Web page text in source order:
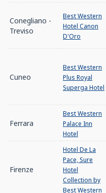
Conegliano -
Treviso
Best Western
Hotel Canon
D'Oro
Cuneo
Best Western
Plus Royal
Superga Hotel
Ferrara
Best Western
Palace Inn
Hotel
Firenze
Hotel De La
Pace, Sure
Hotel
Collection by
Best Western